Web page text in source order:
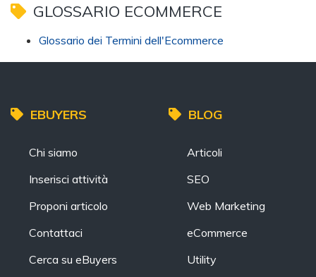
GLOSSARIO ECOMMERCE
Glossario dei Termini dell'Ecommerce
EBUYERS
Chi siamo
Inserisci attività
Proponi articolo
Contattaci
Cerca su eBuyers
BLOG
Articoli
SEO
Web Marketing
eCommerce
Utility